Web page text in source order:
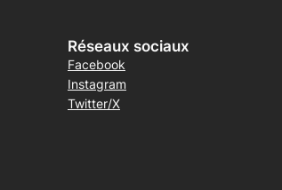
Réseaux sociaux
Facebook
Instagram
Twitter/X